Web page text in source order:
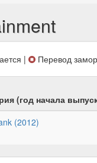
| Перевод
(год начала
(2012)